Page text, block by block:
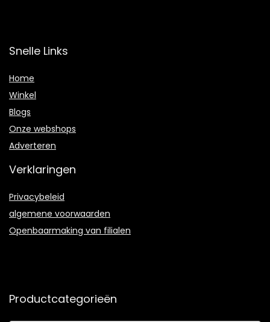
Snelle Links
Home
Winkel
Blogs
Onze webshops
Adverteren
Verklaringen
Privacybeleid
algemene voorwaarden
Openbaarmaking van filialen
Productcategorieën